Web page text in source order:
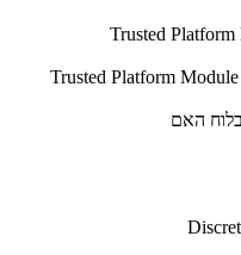
Trusted
Trusted Platform
האם